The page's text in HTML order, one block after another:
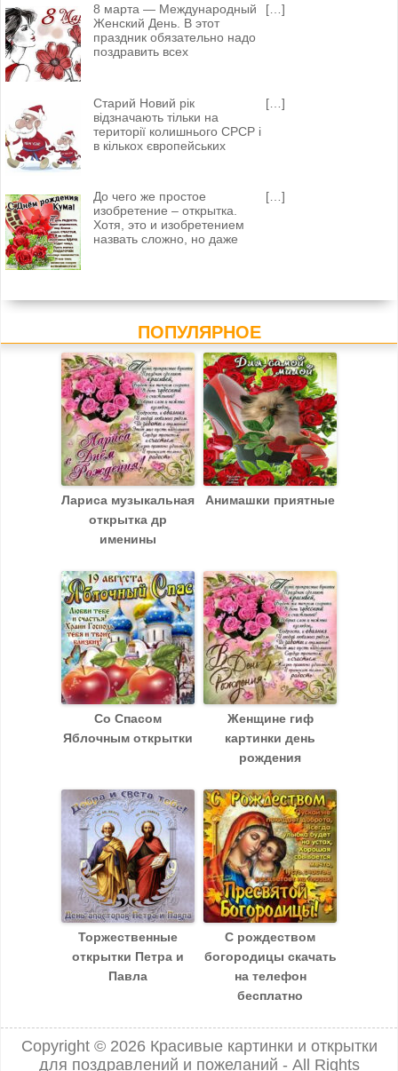
8 марта — Международный
Женский День. В этот
праздник обязательно надо
поздравить всех
[…]
Старий Новий рік
відзначають тільки на
території колишнього СРСР і
в кількох європейських
[…]
До чего же простое
изобретение – открытка.
Хотя, это и изобретением
назвать сложно, но даже
[…]
ПОПУЛЯРНОЕ
Лариса музыкальная
открытка др
именины
Анимашки приятные
Со Спасом
Яблочным открытки
Женщине гиф
картинки день
рождения
Торжественные
открытки Петра и
Павла
С рождеством
богородицы скачать
на телефон
бесплатно
Copyright © 2026 Красивые картинки и открытки
для поздравлений и пожеланий - All Rights